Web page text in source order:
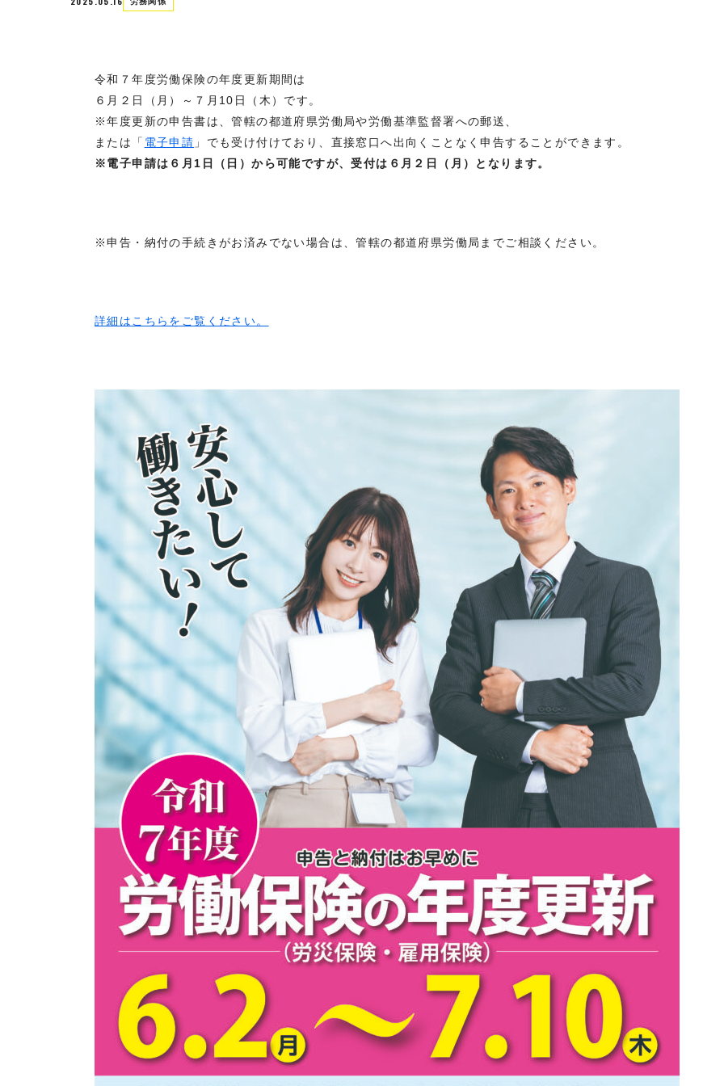
令和７年度労働保険の年度更新期間は
６月２日（月）～７月10日（木）です。
※年度更新の申告書は、管轄の都道府県労働局や労働基準監督署への郵送、
または「 電子申請 」でも受け付けており、直接窓口へ出向くことなく申告することができます。
※電子申請は６月1日（日）から可能ですが、受付は６月２日（月）となります。
※申告・納付の手続きがお済みでない場合は、管轄の都道府県労働局までご相談ください。
詳細はこちらをご覧ください。